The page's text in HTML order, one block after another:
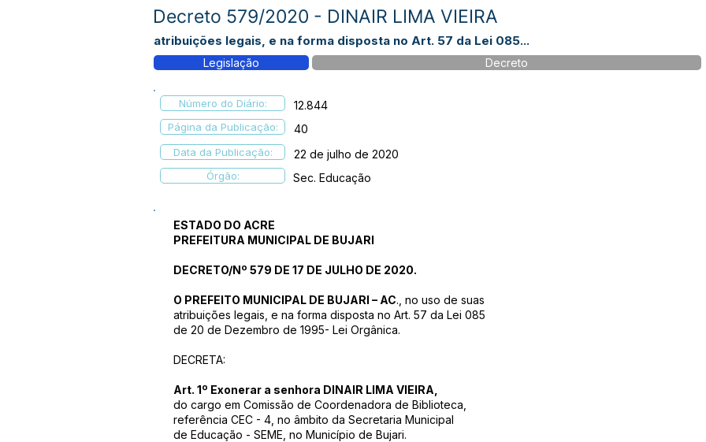
Decreto 579/2020 - DINAIR LIMA VIEIRA
atribuições legais, e na forma disposta no Art. 57 da Lei 085...
Legislação Decreto
Número do Diário: 12.844
Página da Publicação: 40
Data da Publicação: 22 de julho de 2020
Órgão: Sec. Educação
ESTADO DO ACRE
PREFEITURA MUNICIPAL DE BUJARI
DECRETO/Nº 579 DE 17 DE JULHO DE 2020.
O PREFEITO MUNICIPAL DE BUJARI – AC., no uso de suas
atribuições legais, e na forma disposta no Art. 57 da Lei 085
de 20 de Dezembro de 1995- Lei Orgânica.
DECRETA:
Art. 1º Exonerar a senhora DINAIR LIMA VIEIRA,
do cargo em Comissão de Coordenadora de Biblioteca,
referência CEC - 4, no âmbito da Secretaria Municipal
de Educação - SEME, no Município de Bujari.